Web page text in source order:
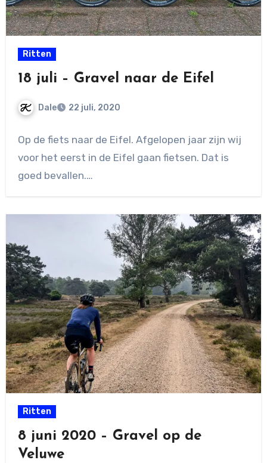
Ritten
18 juli – Gravel naar de Eifel
Dale 22 juli, 2020
reacties
Op de fiets naar de Eifel. Afgelopen jaar zijn wij
voor het eerst in de Eifel gaan fietsen. Dat is
goed bevallen.…
Ritten
8 juni 2020 – Gravel op de
Veluwe